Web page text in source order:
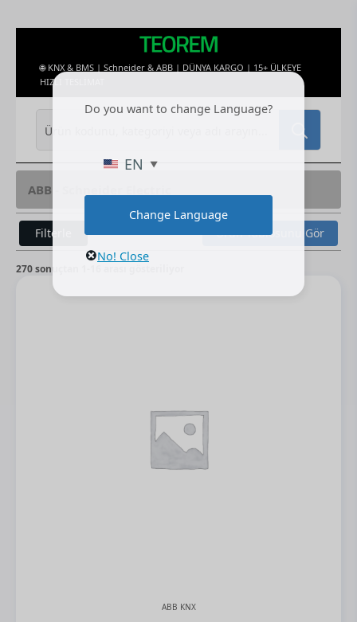
Filterle Ürün Tablosunu Gör
270 sonuçtan 1-16 arası gösteriliyor
ABB KNX
ABB - Schneider Electric
🌐 KNX & BMS | Schneider & ABB | DÜNYA KARGO | 15+ ÜLKEYE
HIZLI TESLİMAT
Do you want to change Language?
EN
Change Language
No! Close